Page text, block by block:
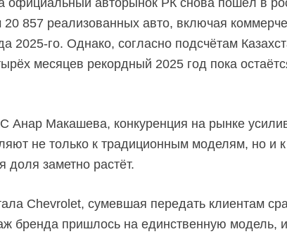
официальный авторынок РК снова пошёл в
857 реализованных авто, включая
2025-го. Однако, согласно подсчётам
месяцев рекордный 2025 год пока
Анар Макашева, конкуренция на рынке
не только к традиционным моделям, но и
доля заметно растёт.
Chevrolet, сумевшая передать клиентам
бренда пришлось на единственную модель,